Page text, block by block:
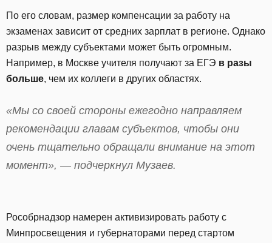
По его словам, размер компенсации за работу на
экзаменах зависит от средних зарплат в регионе. Однако
разрыв между субъектами может быть огромным.
Например, в Москве учителя получают за ЕГЭ в разы
больше, чем их коллеги в других областях.
«Мы со своей стороны ежегодно направляем
рекомендации главам субъектов, чтобы они
очень тщательно обращали внимание на этот
момент», — подчеркнул Музаев.
Рособрнадзор намерен активизировать работу с
Минпросвещения и губернаторами перед стартом